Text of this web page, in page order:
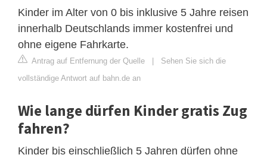
Kinder im Alter von 0 bis inklusive 5 Jahre reisen
innerhalb Deutschlands immer kostenfrei und
ohne eigene Fahrkarte.
Antrag auf Entfernung der Quelle | Sehen Sie sich die
vollständige Antwort auf bahn.de an
Wie lange dürfen Kinder gratis Zug
fahren?
Kinder bis einschließlich 5 Jahren dürfen ohne